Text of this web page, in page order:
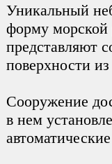
Уникальный
форму
представляют
поверхности
Сооружение
в нем